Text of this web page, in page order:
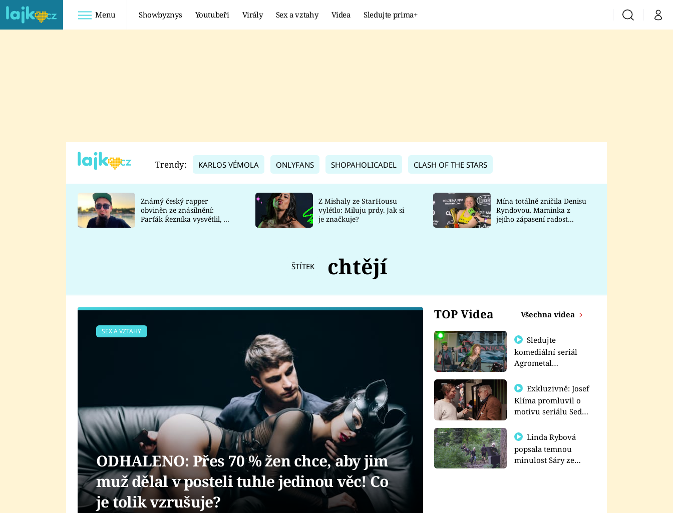
Menu Showbyznys Youtubeři Virály Sex a vztahy Videa Sledujte prima+ VyhledáváníMůj
TADEÁŠ KUBĚNKA
DATEL
Prima Lajk
Sledujte nás
Trendy: KARLOS VÉMOLA ONLYFANS SHOPAHOLICADEL CLASH OF THE STARS
Známý český rapper
obviněn ze znásilnění:
Parťák Řezníka vysvětlil, co
Z Mishaly ze StarHousu
vylétlo: Miluju prdy. Jak si
je značkuje?
Mína totálně zničila Denisu
Ryndovou. Maminka z
jejího zápasení radost
ŠTÍTEK chtějí
TOP Videa Všechna videa
Sledujte
komediální seriál
Agrometal
prima+
Exkluzivně: Josef
Klíma promluvil o
motivu seriálu Sedm
Linda Rybová
popsala temnou
minulost Sáry ze
SEX A VZTAHY
ODHALENO: Přes 70 % žen chce, aby jim
muž dělal v posteli tuhle jedinou věc! Co
je tolik vzrušuje?